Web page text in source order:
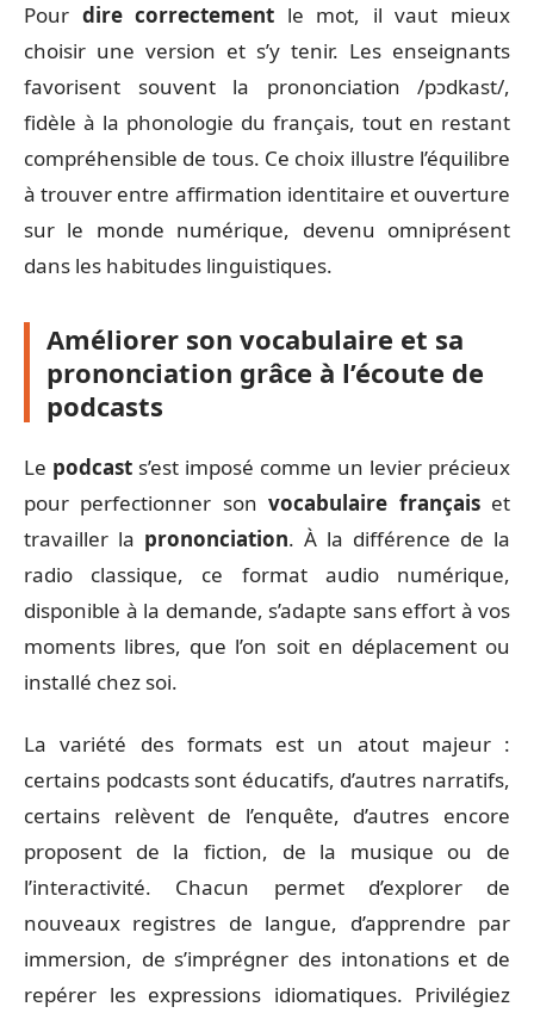
Pour dire correctement le mot, il vaut mieux
choisir une version et s’y tenir. Les enseignants
favorisent souvent la prononciation /pɔdkast/,
fidèle à la phonologie du français, tout en restant
compréhensible de tous. Ce choix illustre l’équilibre
à trouver entre affirmation identitaire et ouverture
sur le monde numérique, devenu omniprésent
dans les habitudes linguistiques.
Améliorer son vocabulaire et sa
prononciation grâce à l’écoute de
podcasts
Le podcast s’est imposé comme un levier précieux
pour perfectionner sonvocabulaire françaiset
travailler la prononciation. À la différence de la
radio classique, ce format audio numérique,
disponible à la demande, s’adapte sans effort à vos
moments libres, que l’on soit en déplacement ou
installé chez soi.
La variété des formats est un atout majeur :
certains podcasts sont éducatifs, d’autres narratifs,
certains relèvent de l’enquête, d’autres encore
proposent de la fiction, de la musique ou de
l’interactivité. Chacun permet d’explorer de
nouveaux registres de langue, d’apprendre par
immersion, de s’imprégner des intonations et de
repérer les expressions idiomatiques. Privilégiez